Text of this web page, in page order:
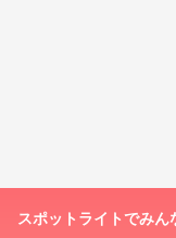
スポットライトでみん